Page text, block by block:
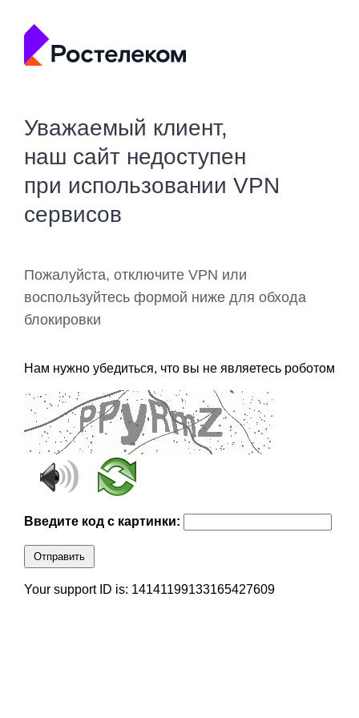
Уважаемый клиент,
наш сайт недоступен
при использовании VPN
сервисов
Пожалуйста, отключите VPN или
воспользуйтесь формой ниже для обхода
блокировки
Нам нужно убедиться, что вы не являетесь роботом
Введите код с картинки:
Отправить
Your support ID is: 14141199133165427609